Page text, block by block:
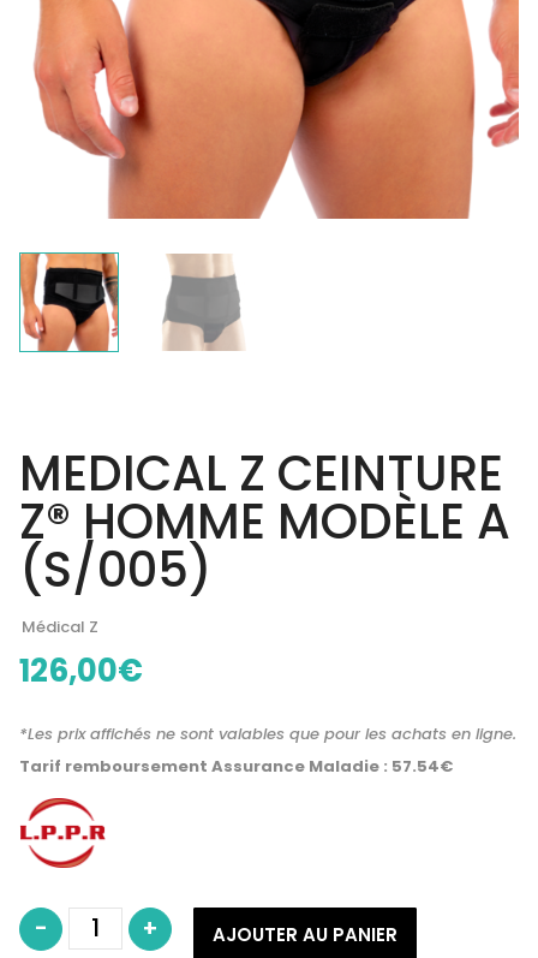
MEDICAL Z CEINTURE
Z® HOMME MODÈLE A
(S/005)
Médical Z
126,00€
*Les prix affichés ne sont valables que pour les achats en ligne.
Tarif remboursement Assurance Maladie : 57.54€
- quantité
MEDICAL + AJOUTER AU PANIER